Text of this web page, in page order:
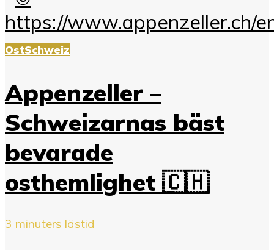
OstSchweiz
Appenzeller –
Schweizarnas bäst
bevarade
osthemlighet 🇨🇭
3 minuters lästid